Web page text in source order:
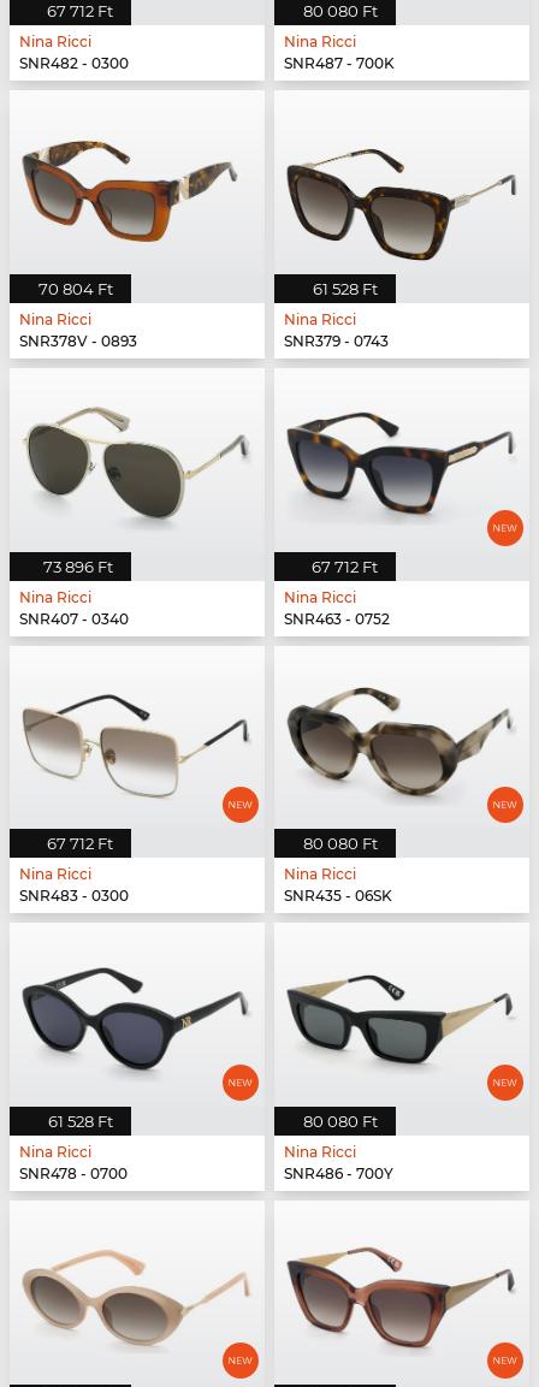
67 712 Ft
Nina Ricci
SNR482 - 0300
80 080 Ft
Nina Ricci
SNR487 - 700K
70 804 Ft
Nina Ricci
SNR378V - 0893
61 528 Ft
Nina Ricci
SNR379 - 0743
73 896 Ft
Nina Ricci
SNR407 - 0340
67 712 Ft
Nina Ricci
SNR463 - 0752
67 712 Ft
Nina Ricci
SNR483 - 0300
80 080 Ft
Nina Ricci
SNR435 - 06SK
61 528 Ft
Nina Ricci
SNR478 - 0700
80 080 Ft
Nina Ricci
SNR486 - 700Y